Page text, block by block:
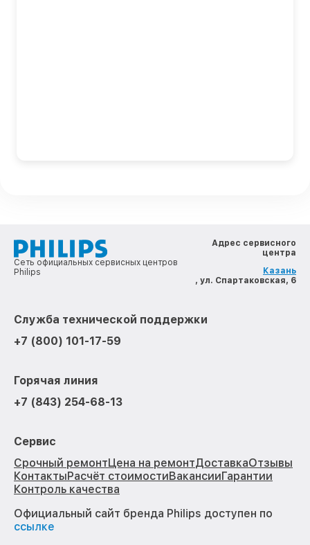
Сеть официальных сервисных центров
Philips
Адрес сервисного
центра
Казань
, ул. Спартаковская, 6
Служба технической поддержки
+7 (800) 101-17-59
Горячая линия
+7 (843) 254-68-13
Сервис
Срочный ремонтЦена на ремонтДоставкаОтзывы
КонтактыРасчёт стоимостиВакансииГарантии
Контроль качества
Официальный сайт бренда Philips доступен по
ссылке